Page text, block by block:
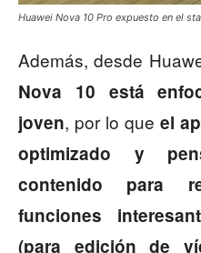
Huawei Nova 10 Pro expuesto en el
Además, desde
Nova 10 está
joven, por lo que el
optimizado y
contenido para
funciones
(para edición de